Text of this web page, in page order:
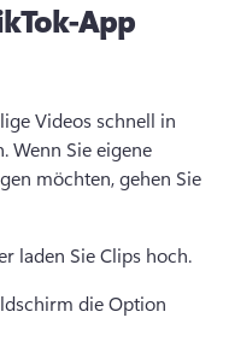
App
Videos schnell in
Wenn Sie eigene
möchten, gehen Sie
laden Sie Clips hoch.
die Option